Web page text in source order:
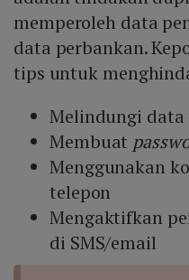
memperoleh data
data perbankan.
tips untuk
Melindungi
Membuat
Menggunakan
telepon
Mengaktifkan
di SMS/email